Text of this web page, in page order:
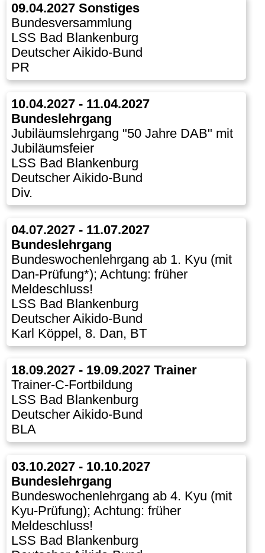
09.04.2027 Sonstiges
Bundesversammlung
LSS Bad Blankenburg
Deutscher Aikido-Bund
PR
10.04.2027 - 11.04.2027
Bundeslehrgang
Jubiläumslehrgang "50 Jahre DAB" mit
Jubiläumsfeier
LSS Bad Blankenburg
Deutscher Aikido-Bund
Div.
04.07.2027 - 11.07.2027
Bundeslehrgang
Bundeswochenlehrgang ab 1. Kyu (mit
Dan-Prüfung*); Achtung: früher
Meldeschluss!
LSS Bad Blankenburg
Deutscher Aikido-Bund
Karl Köppel, 8. Dan, BT
18.09.2027 - 19.09.2027 Trainer
Trainer-C-Fortbildung
LSS Bad Blankenburg
Deutscher Aikido-Bund
BLA
03.10.2027 - 10.10.2027
Bundeslehrgang
Bundeswochenlehrgang ab 4. Kyu (mit
Kyu-Prüfung); Achtung: früher
Meldeschluss!
LSS Bad Blankenburg